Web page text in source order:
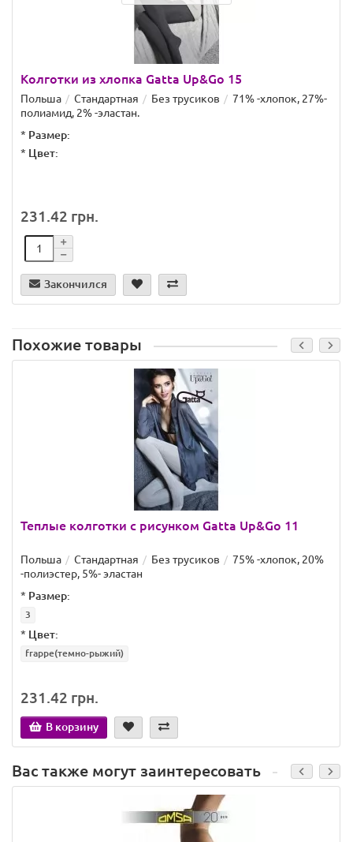
Колготки из хлопка Gatta Up&Go 15
Польша Стандартная Без трусиков
71% -хлопок, 27%-
полиамид, 2% -эластан.
* Размер:
* Цвет:
231.42 грн.
Закончился
Похожие товары
Теплые колготки с рисунком Gatta Up&Go 11
Польша Стандартная Без трусиков
75% -хлопок, 20%
-полиэстер, 5%- эластан
* Размер:
3
* Цвет:
frappe(темно-рыжий)
231.42 грн.
В корзину
Вас также могут заинтересовать